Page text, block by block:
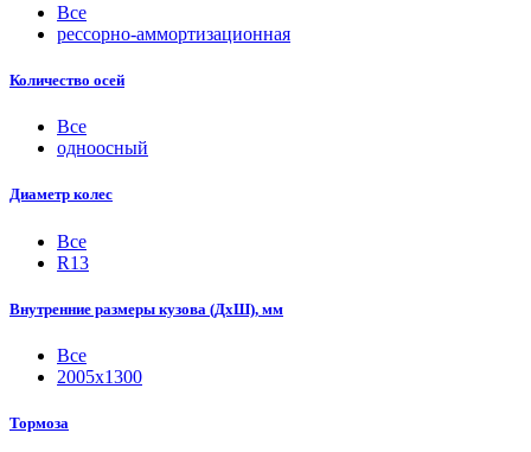
Все
рессорно-аммортизационная
Количество осей
Все
одноосный
Диаметр колес
Все
R13
Внутренние размеры кузова (ДхШ), мм
Все
2005х1300
Тормоза